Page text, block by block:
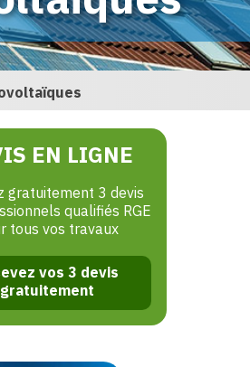
EN LIGNE
gratuitement 3 devis
qualifiés RGE
tous vos travaux
vos 3 devis
gratuitement